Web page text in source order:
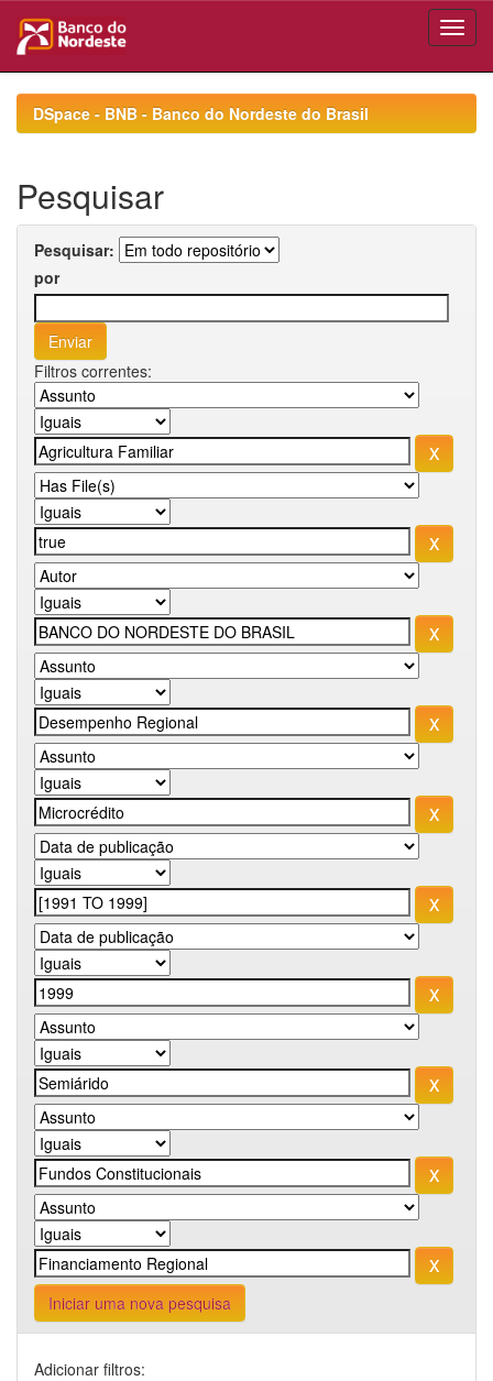
navigationDSpace - BNB - Banco do Nordeste do Brasil
Pesquisar
Pesquisar:
por
Filtros correntes:
Iniciar uma nova pesquisa
Adicionar filtros: